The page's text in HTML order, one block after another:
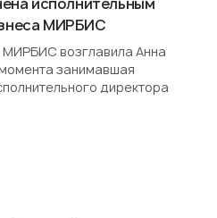
МИРБИС
возглавила Анна
занимавшая
директора